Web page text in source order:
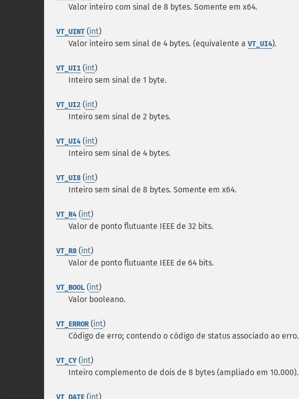
Valor inteiro com sinal de 8 bytes. Somente em x64.
VT_UINT (int)
Valor inteiro sem sinal de 4 bytes. (equivalente a VT_UI4).
VT_UI1 (int)
Inteiro sem sinal de 1 byte.
VT_UI2 (int)
Inteiro sem sinal de 2 bytes.
VT_UI4 (int)
Inteiro sem sinal de 4 bytes.
VT_UI8 (int)
Inteiro sem sinal de 8 bytes. Somente em x64.
VT_R4 (int)
Valor de ponto flutuante IEEE de 32 bits.
VT_R8 (int)
Valor de ponto flutuante IEEE de 64 bits.
VT_BOOL (int)
Valor booleano.
VT_ERROR(int)
Código de erro; contendo o código de status associado ao erro.
VT_CY(int)
Inteiro complemento de dois de 8 bytes (ampliado em 10.000).
VT_DATE (int)